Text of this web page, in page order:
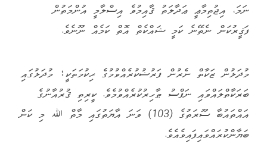
ނަމަ، އިޖުތިމާޢީ ޢަދާލަތު ޤާއިމުވެ އިސްލާމީ އުންމަތުން
ފަޤީރުކަން ނެތޭނެ ކަމީ ޝައްކެތް އޮތް ކަމެއް ނޫނެވެ.
މުދަލުން ޒަކާތް ނެރުން ފަރުޟުކުރެއްވުމުގެ ޙިކުމަތަކީ؛ މުދަލުގައި
ބަރަކާތްލައްވައި ނަފްސު ޠާހިރުކުރެއްވުމެވެ. ކީރިތި ޤުރުއާނުގެ
އައްތައުބާ ސޫރަތުގެ (103) ވަނަ އާޔަތުގައި މާތް ﷲ މި ކަން
ބަޔާންކުރައްވައިފައިވެއެވެ.